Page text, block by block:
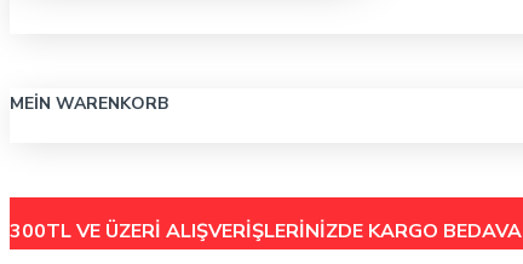
MEIN WARENKORB
300TL VE ÜZERİ ALIŞVERİŞLERİNİZDE KARGO BEDAVA